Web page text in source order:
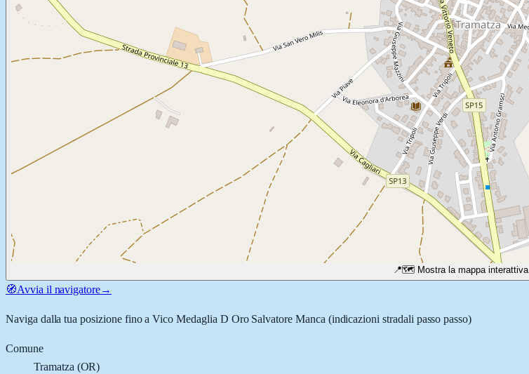
📍🗺️ Mostra la mappa interattiva
🧭Avvia il navigatore→
Naviga dalla tua posizione fino aVico Medaglia D Oro Salvatore Manca (indicazioni stradali passo passo)
Comune
Tramatza (OR)